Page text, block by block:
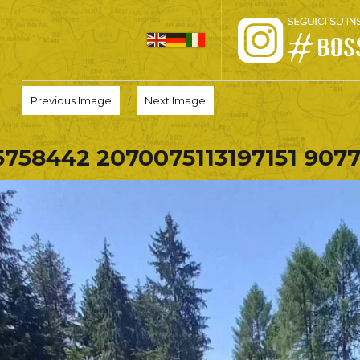
HOME
PRO LOCO
L’ALTOPIANO
EVENTI
PROMOZIONI
ASSOCIAZIONI
Previous Image Next Image
2070075113197151